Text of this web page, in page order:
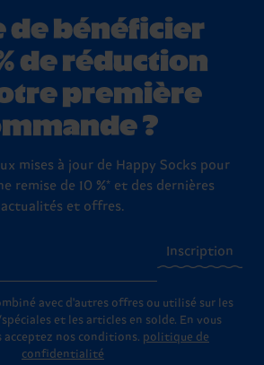
de bénéficier
de réduction
première
?
mises à jour de Happy Socks pour
remise de 10 %* et des dernières
actualités et offres.
Inscription
avec d'autres offres ou utilisé sur les
et les articles en solde. En vous
acceptez nos conditions. politique de
confidentialité